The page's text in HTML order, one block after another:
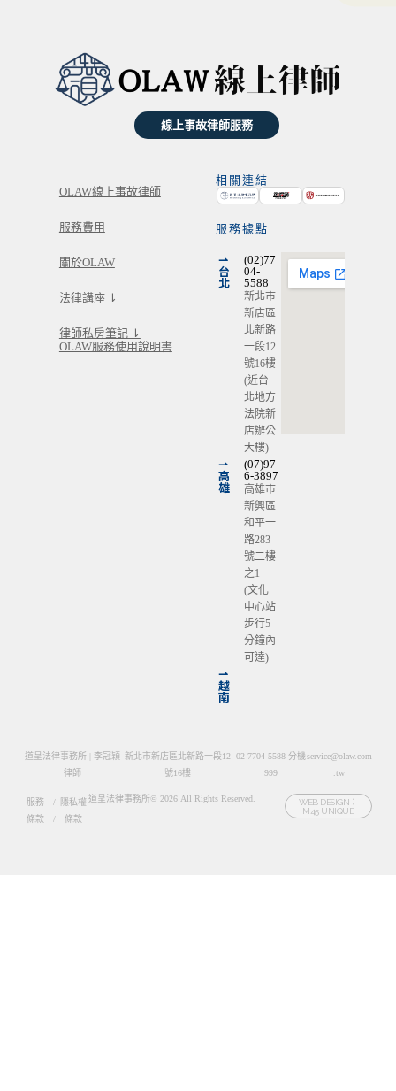
線上事故律師服務
OLAW線上事故律師
服務費用
關於OLAW
法律講座 ⇂
律師私房筆記 ⇂
OLAW服務使用說明書
相關連結
服務據點
⇀
台
北
(02)77
04-
5588
新北市
新店區
北新路
一段12
號16樓
(近台
北地方
法院新
店辦公
大樓)
⇀
高
雄
(07)97
6-3897
高雄市
新興區
和平一
路283
號二樓
之1
(文化
中心站
步行5
分鐘內
可達)
⇀
越
南
道呈法律事務所 | 李冠穎
律師
新北市新店區北新路一段12
號16樓
02-7704-5588 分機
999
service@olaw.com
.tw
服務
條款
/
/
隱私權
條款
道呈法律事務所© 2026 All Rights Reserved.
WEB DESIGN：
M45 UNIQUE